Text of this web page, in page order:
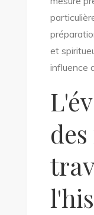
et
influence